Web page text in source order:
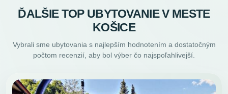
ĎALŠIE TOP UBYTOVANIE V MESTE
KOŠICE
Vybrali sme ubytovania s najlepším hodnotením a dostatočným
počtom recenzií, aby bol výber čo najspoľahlivejší.